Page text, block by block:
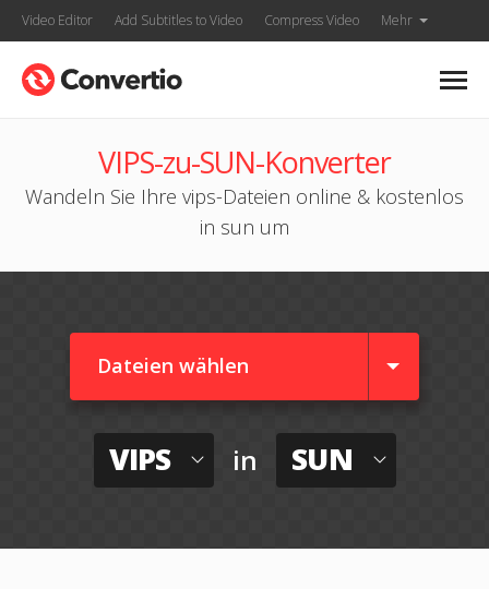
Video Editor Add Subtitles to Video Compress Video Mehr
VIPS-zu-SUN-Konverter
Wandeln Sie Ihre vips-Dateien online & kostenlos
in sun um
Dateien wählen
VIPS in SUN